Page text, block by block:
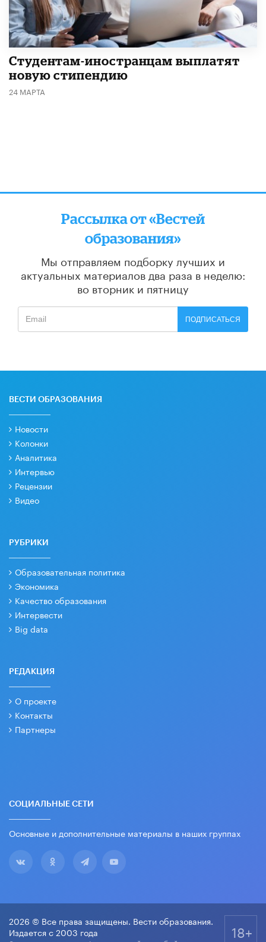
Студентам-иностранцам выплатят
новую стипендию
24 МАРТА
Рассылка от «Вестей
образования»
Мы отправляем подборку лучших и
актуальных материалов два раза в неделю:
во вторник и пятницу
ПОДПИСАТЬСЯ
ВЕСТИ ОБРАЗОВАНИЯ
Новости
Колонки
Аналитика
Интервью
Рецензии
Видео
РУБРИКИ
Образовательная политика
Экономика
Качество образования
Интервести
Big data
РЕДАКЦИЯ
О проекте
Контакты
Партнеры
СОЦИАЛЬНЫЕ СЕТИ
Основные и дополнительные материалы в наших группах
2026 © Все права защищены. Вести образования.
Издается с 2003 года
18+